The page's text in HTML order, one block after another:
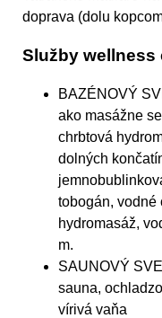
doprava (dolu
Služby wellness
BAZÉNOVÝ
ako masážne
chrbtová
dolných
tobogán, vodné
hydromasáž,
m.
SAUNOVÝ
sauna,
vírivá vaňa